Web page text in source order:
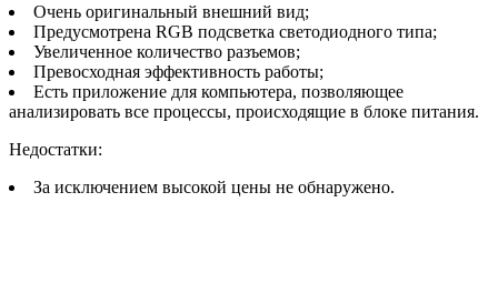
Очень оригинальный внешний вид;
Предусмотрена RGB подсветка светодиодного типа;
Увеличенное количество разъемов;
Превосходная эффективность работы;
Есть приложение для компьютера, позволяющее
анализировать все процессы, происходящие в блоке питания.
Недостатки:
За исключением высокой цены не обнаружено.